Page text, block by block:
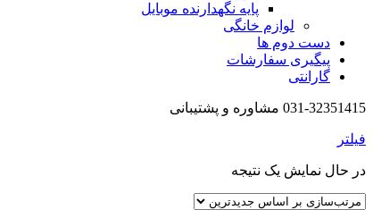
پایه نگهدارنده موبایل
لوازم خانگی
دست دوم ها
پیگیری سفارشات
گارانتی
031-32351415 مشاوره و پشتیبانی
فیلتر
در حال نمایش یک نتیجه